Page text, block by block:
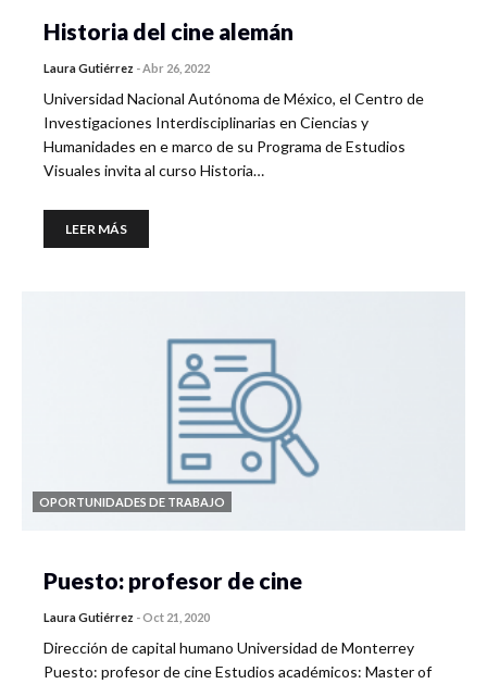
Historia del cine alemán
Laura Gutiérrez -Abr 26, 2022
Universidad Nacional Autónoma de México, el Centro de
Investigaciones Interdisciplinarias en Ciencias y
Humanidades en e marco de su Programa de Estudios
Visuales invita al curso Historia…
LEER MÁS
OPORTUNIDADES DE TRABAJO
Puesto: profesor de cine
Laura Gutiérrez -Oct 21, 2020
Dirección de capital humano Universidad de Monterrey
Puesto: profesor de cine Estudios académicos: Master of